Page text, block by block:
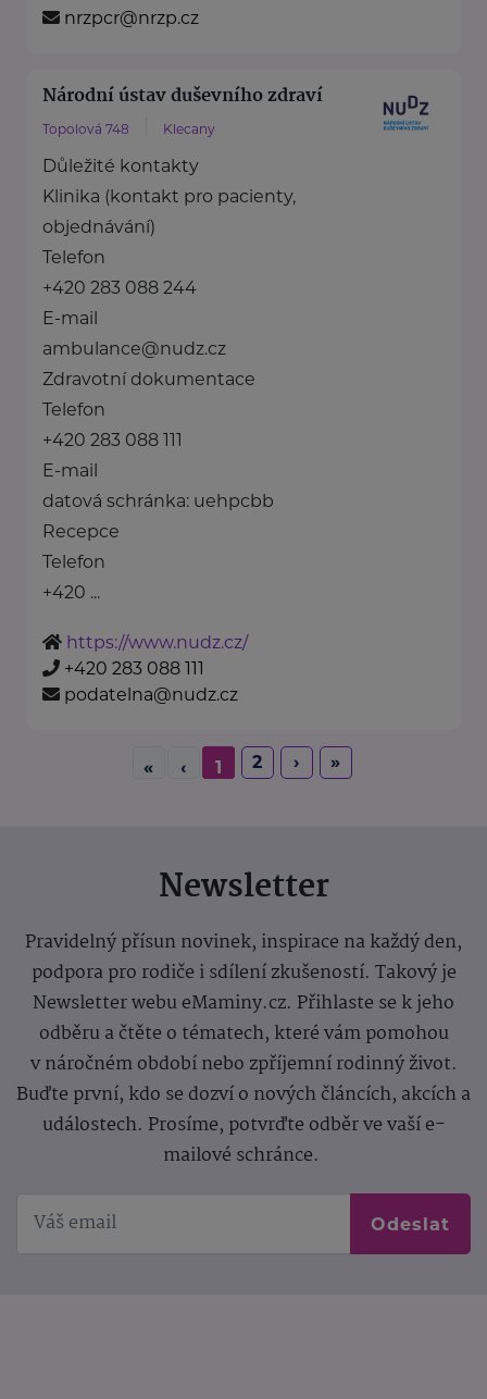
nrzpcr@nrzp.cz
Národní ústav duševního zdraví
Topolová 748 Klecany
Důležité kontakty
Klinika (kontakt pro pacienty,
objednávání)
Telefon
+420 283 088 244
E-mail
ambulance@nudz.cz
Zdravotní dokumentace
Telefon
+420 283 088 111
E-mail
datová schránka: uehpcbb
Recepce
Telefon
+420 ...
https://www.nudz.cz/
+420 283 088 111
podatelna@nudz.cz
« ‹ 1 2 › »
Newsletter
Pravidelný přísun novinek, inspirace na každý den,
podpora pro rodiče i sdílení zkušeností. Takový je
Newsletter webu eMaminy.cz. Přihlaste se k jeho
odběru a čtěte o tématech, které vám pomohou
v náročném období nebo zpříjemní rodinný život.
Buďte první, kdo se dozví o nových článcích, akcích a
událostech. Prosíme, potvrďte odběr ve vaší e-
mailové schránce.
Odeslat